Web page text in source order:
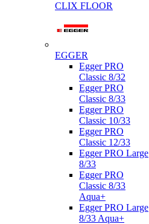
CLIX FLOOR
EGGER
Egger PRO
Classic 8/32
Egger PRO
Classic 8/33
Egger PRO
Classic 10/33
Egger PRO
Classic 12/33
Egger PRO Large
8/33
Egger PRO
Classic 8/33
Aqua+
Egger PRO Large
8/33 Aqua+